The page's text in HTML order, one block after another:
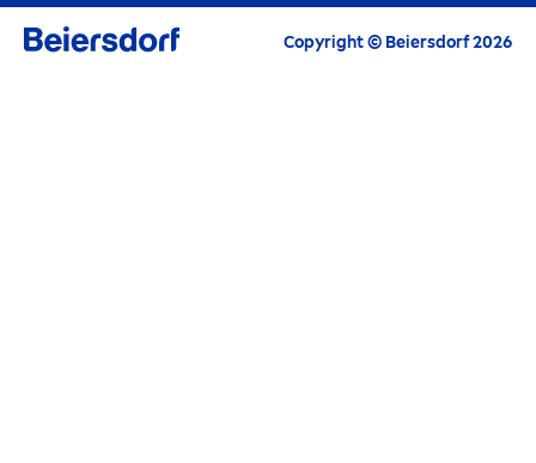
Kapcsolat
Ha regisztrálsz a
Klubba, részese lehetsz a
Copyright © Beiersdorf 2026